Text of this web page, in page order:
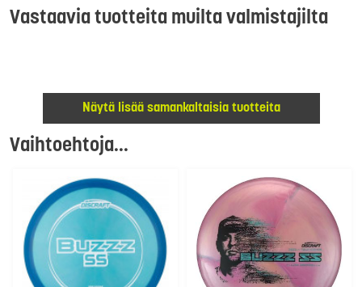
Vastaavia tuotteita muilta valmistajilta
Näytä lisää samankaltaisia tuotteita
Vaihtoehtoja...